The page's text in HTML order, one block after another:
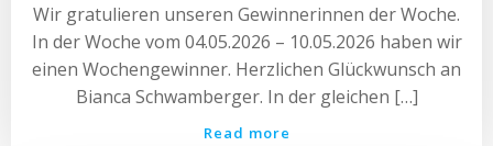
Wir gratulieren unseren Gewinnerinnen der Woche.
In der Woche vom 04.05.2026 – 10.05.2026 haben wir
einen Wochengewinner. Herzlichen Glückwunsch an
Bianca Schwamberger. In der gleichen […]
Read more